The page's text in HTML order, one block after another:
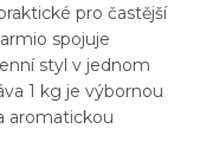
pro častější
spojuje
styl v jednom
1 kg je výbornou
aromatickou